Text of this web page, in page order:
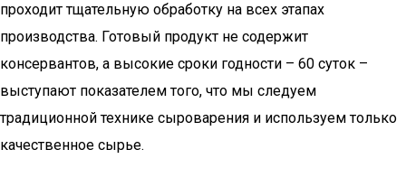
проходит тщательную обработку на всех этапах
производства. Готовый продукт не содержит
консервантов, а высокие сроки годности – 60 суток –
выступают показателем того, что мы следуем
традиционной технике сыроварения и используем только
качественное сырье.